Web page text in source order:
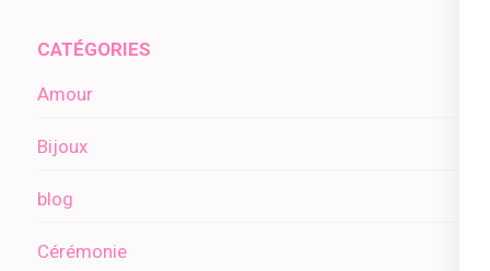
CATÉGORIES
Amour
Bijoux
blog
Cérémonie